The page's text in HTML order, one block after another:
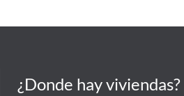
¿Donde hay